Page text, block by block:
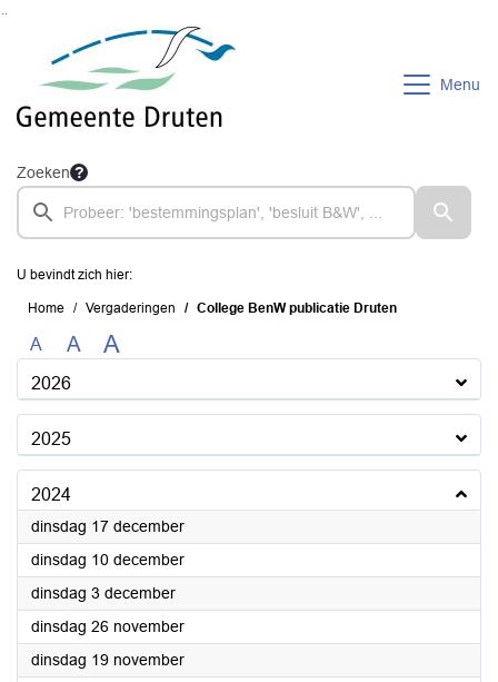
Ga naar de inhoud van deze pagina
Ga naar het zoeken
Menu
Zoeken
U bevindt zich hier:
Home Vergaderingen College BenW publicatie Druten
A A A
2026
2025
2024
dinsdag 17 december2024
dinsdag 10 december2024
dinsdag 3 december2024
dinsdag 26 november2024
dinsdag 19 november2024